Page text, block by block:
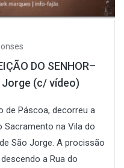
DO SENHOR–
Jorge (c/ vídeo)
de Páscoa, decorreu a
Sacramento na Vila do
São Jorge. A procissão
a Rua do